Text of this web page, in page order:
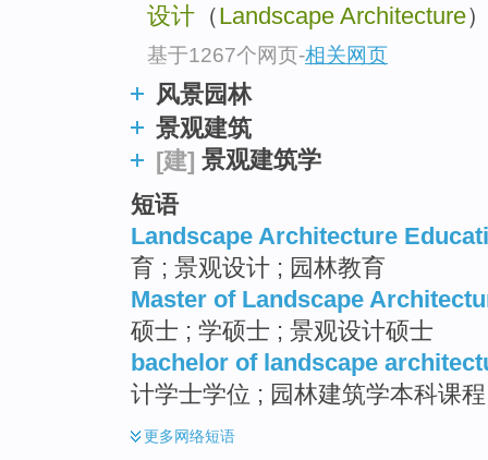
设计 （Landscape Architecture
基于1267个网页-相关网页
风景园林
景观建筑
[建] 景观建筑学
短语
Landscape Architecture
育 ; 景观设计 ; 园林教育
Master of Landscape
硕士 ; 学硕士 ; 景观设计硕士
bachelor of landscape
计学士学位 ; 园林建筑学本科课
更多网络短语